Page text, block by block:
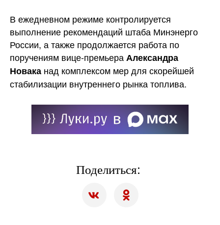
В ежедневном режиме контролируется
выполнение рекомендаций штаба Минэнерго
России, а также продолжается работа по
поручениям вице-премьераАлександра
Новака над комплексом мер для скорейшей
стабилизации внутреннего рынка топлива.
Поделиться: